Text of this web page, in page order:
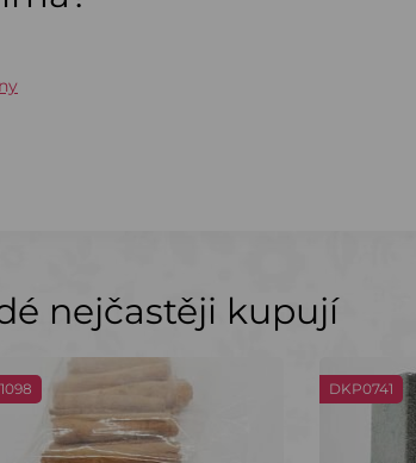
nejčastěji kupují
DKP0741